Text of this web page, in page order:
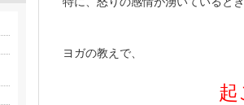
ヨガの教えで、
起